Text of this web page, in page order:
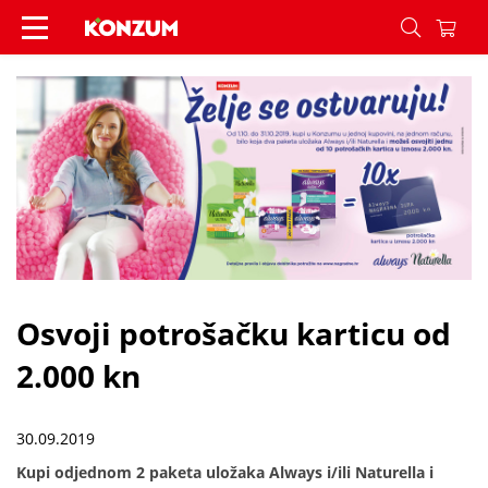
Osvoji potrošačku karticu od 2.000 kn - Vijesti -
Osvoji potrošačku karticu od
2.000 kn
30.09.2019
Kupi odjednom 2 paketa uložaka Always i/ili Naturella i